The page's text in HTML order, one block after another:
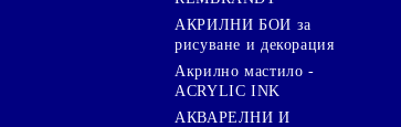
АКРИЛНИ БОИ за
рисуване и декорация
Акрилно мастило -
ACRYLIC INK
АКВАРЕЛНИ И